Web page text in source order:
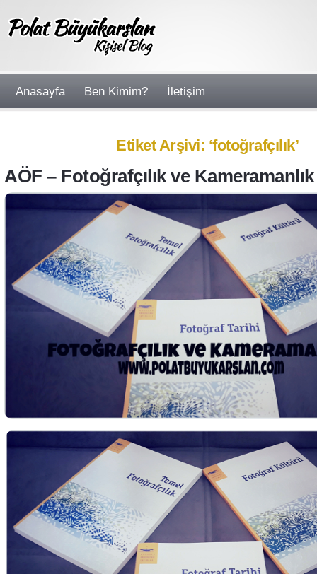
Anasayfa Ben Kimim? İletişim
Etiket Arşivi: ‘fotoğrafçılık’
AÖF – Fotoğrafçılık ve